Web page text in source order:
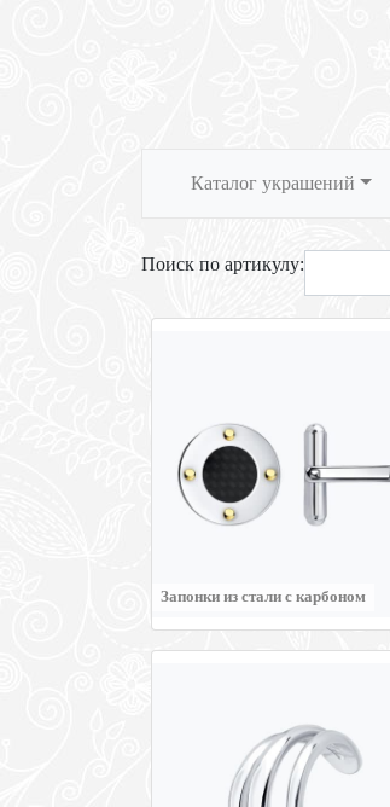
Каталог украшений
Поиск по артикулу:
Запонки из стали с карбоном